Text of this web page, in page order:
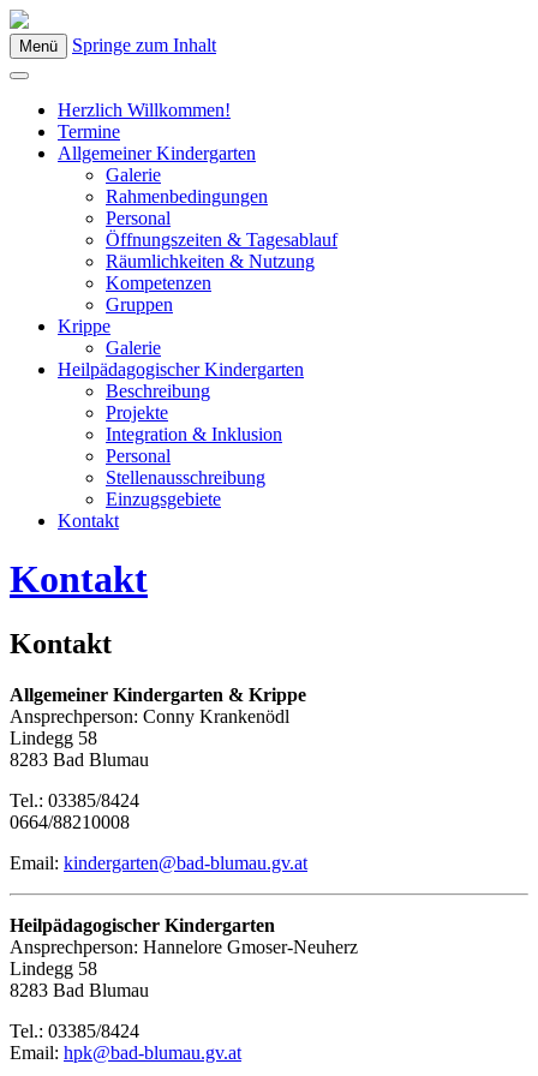
Kindergarten Bad Blumau
Menü Springe zum Inhalt
Herzlich Willkommen!
Termine
Allgemeiner Kindergarten
Galerie
Rahmenbedingungen
Personal
Öffnungszeiten & Tagesablauf
Räumlichkeiten & Nutzung
Kompetenzen
Gruppen
Krippe
Galerie
Heilpädagogischer Kindergarten
Beschreibung
Projekte
Integration & Inklusion
Personal
Stellenausschreibung
Einzugsgebiete
Kontakt
Kontakt
Kontakt
Allgemeiner Kindergarten & Krippe
Ansprechperson: Conny Krankenödl
Lindegg 58
8283 Bad Blumau
Tel.: 03385/8424
0664/88210008
Email: kindergarten@bad-blumau.gv.at
Heilpädagogischer Kindergarten
Ansprechperson: Hannelore Gmoser-Neuherz
Lindegg 58
8283 Bad Blumau
Tel.: 03385/8424
Email: hpk@bad-blumau.gv.at